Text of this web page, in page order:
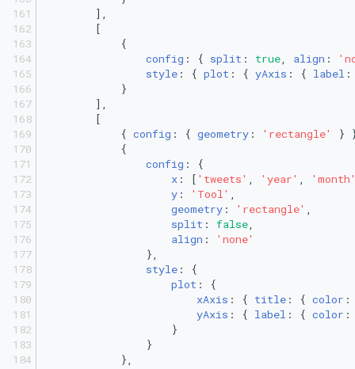
        ],
        [
            {
config : { split : true align :
style : { plot : { yAxis : { label
            }
        ],
        [
            {
config : { geometry : 'rectangle'
}
            {
config : {
x : [ 'tweets' 'year'
y : 'Tool'
geometry : 'rectangle'
split : false
align :
'none'
                },
style : {
plot : {
xAxis : { title : { color
yAxis : { label : { color
                    }
                }
            },